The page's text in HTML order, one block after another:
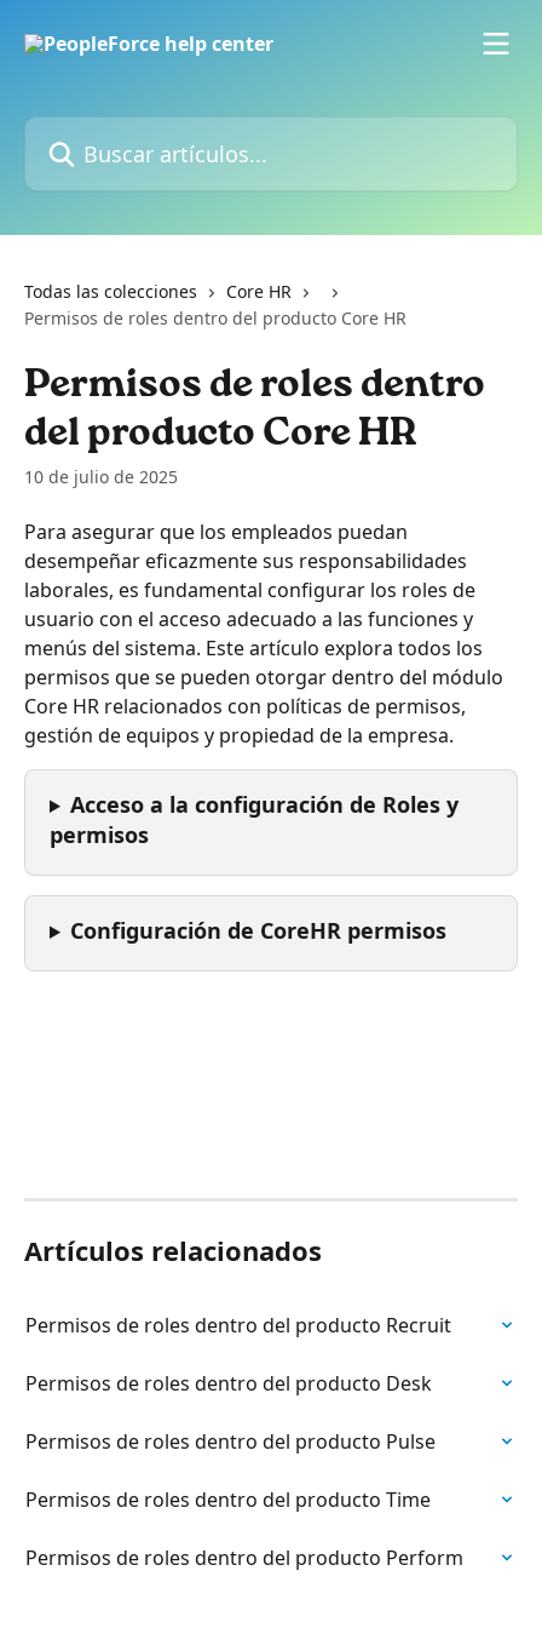
Buscar artículos...
Todas las colecciones
Core HR
Permisos de roles dentro del producto Core HR
Permisos de roles dentro
del producto Core HR
10 de julio de 2025
Para asegurar que los empleados puedan
desempeñar eficazmente sus responsabilidades
laborales, es fundamental configurar los roles de
usuario con el acceso adecuado a las funciones y
menús del sistema. Este artículo explora todos los
permisos que se pueden otorgar dentro del módulo
Core HR relacionados con políticas de permisos,
gestión de equipos y propiedad de la empresa.
Acceso a la configuración de Roles y
permisos
Configuración de CoreHR permisos
Artículos relacionados
Permisos de roles dentro del producto Recruit
Permisos de roles dentro del producto Desk
Permisos de roles dentro del producto Pulse
Permisos de roles dentro del producto Time
Permisos de roles dentro del producto Perform